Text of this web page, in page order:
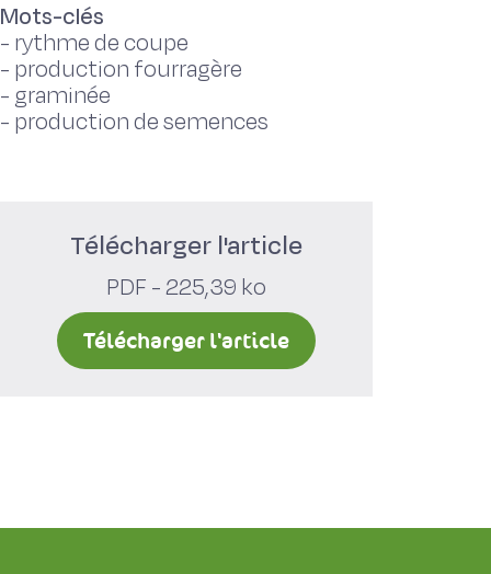
Mots-clés
- rythme de coupe
- production fourragère
- graminée
- production de semences
Télécharger l'article
PDF - 225,39 ko
Télécharger l'article